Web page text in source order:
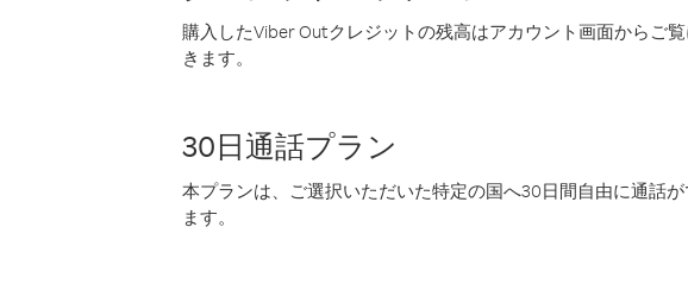
購入したViber Outクレジットの残高はアカウント画面からご
きます。
30日通話プラン
本プランは、ご選択いただいた特定の国へ30日間自由に通話
ます。